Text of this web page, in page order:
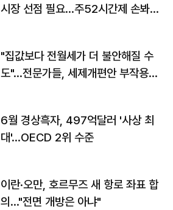
시장 선점 필요…주52시간제 손봐
"집값보다 전월세가 더 불안해질 수
도"…전문가들, 세제개편안 부작용
6월 경상흑자, 497억달러 '사상 최
대'…OECD 2위 수준
이란·오만, 호르무즈 새 항로 좌표 합
의…"전면 개방은 아냐"